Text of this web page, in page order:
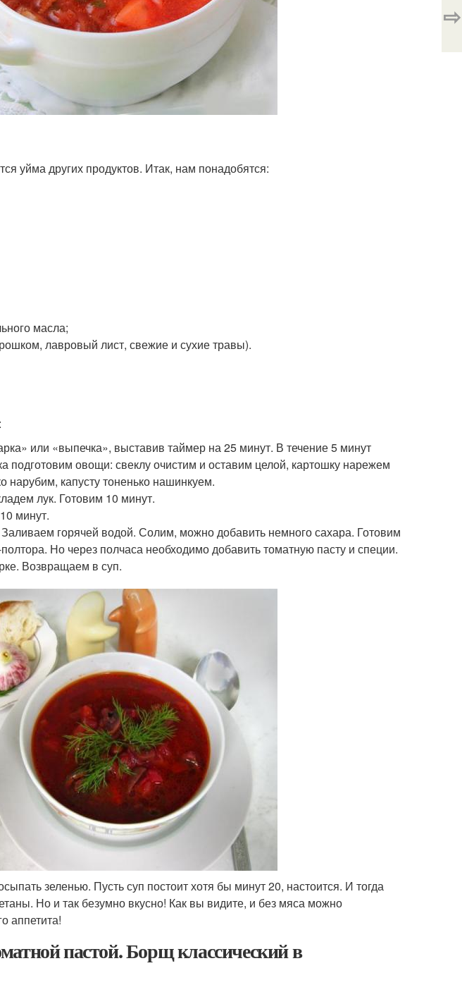
уйма других продуктов. Итак, нам понадобятся:
масла;
лавровый лист, свежие и сухие травы).
или «выпечка», выставив таймер на 25 минут. В течение 5 минут
подготовим овощи: свеклу очистим и оставим целой, картошку нарежем
нарубим, капусту тоненько нашинкуем.
лук. Готовим 10 минут.
минут.
Заливаем горячей водой. Солим, можно добавить немного сахара. Готовим
Но через полчаса необходимо добавить томатную пасту и специи.
Возвращаем в суп.
зеленью. Пусть суп постоит хотя бы минут 20, настоится. И тогда
Но и так безумно вкусно! Как вы видите, и без мяса можно
аппетита!
пастой. Борщ классический в
⇨